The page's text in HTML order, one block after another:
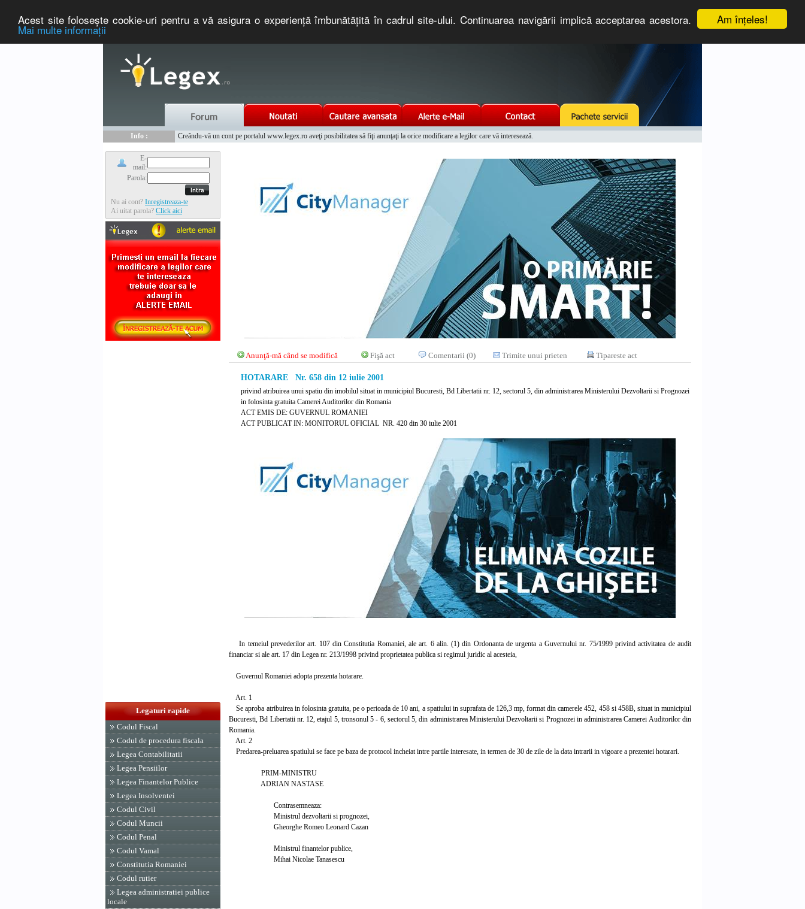
Am înţeles!
Acest site foloseşte cookie-uri pentru a vă asigura o experienţă îmbunătăţită în cadrul site-ului. Continuarea navigării implică acceptarea acestora.
Mai multe informaţii
Info :
Creându-vă un cont pe portalul www.legex.ro aveţi posibilitatea să fiţi anunţaţi la orice modificare a legilor care vă interesează.
E-
mail:
Parola:
Nu ai cont? Inregistreaza-te
Ai uitat parola? Click aici
Legaturi rapide
Codul Fiscal
Codul de procedura fiscala
Legea Contabilitatii
Legea Pensiilor
Legea Finantelor Publice
Legea Insolventei
Codul Civil
Codul Muncii
Codul Penal
Codul Vamal
Constitutia Romaniei
Codul rutier
Legea administratiei publice
locale
Anunţă-mă când se modifică Fişă act Comentarii (0) Trimite unui prieten Tipareste act
HOTARARE Nr. 658 din 12 iulie 2001
privind atribuirea unui spatiu din imobilul situat in municipiul Bucuresti, Bd Libertatii nr. 12, sectorul 5, din administrarea Ministerului Dezvoltarii si Prognozei
in folosinta gratuita Camerei Auditorilor din Romania
ACT EMIS DE: GUVERNUL ROMANIEI
ACT PUBLICAT IN: MONITORUL OFICIAL NR. 420 din 30 iulie 2001
In temeiul prevederilor art. 107 din Constitutia Romaniei, ale art. 6 alin. (1) din Ordonanta de urgenta a Guvernului nr. 75/1999 privind activitatea de audit
financiar si ale art. 17 din Legea nr. 213/1998 privind proprietatea publica si regimul juridic al acesteia,
Guvernul Romaniei adopta prezenta hotarare.
Art. 1
Se aproba atribuirea in folosinta gratuita, pe o perioada de 10 ani, a spatiului in suprafata de 126,3 mp, format din camerele 452, 458 si 458B, situat in municipiul
Bucuresti, Bd Libertatii nr. 12, etajul 5, tronsonul 5 - 6, sectorul 5, din administrarea Ministerului Dezvoltarii si Prognozei in administrarea Camerei Auditorilor din
Romania.
Art. 2
Predarea-preluarea spatiului se face pe baza de protocol incheiat intre partile interesate, in termen de 30 de zile de la data intrarii in vigoare a prezentei hotarari.
PRIM-MINISTRU
ADRIAN NASTASE
Contrasemneaza:
Ministrul dezvoltarii si prognozei,
Gheorghe Romeo Leonard Cazan
Ministrul finantelor publice,
Mihai Nicolae Tanasescu